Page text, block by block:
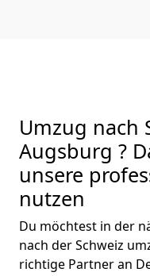
Umzug nach
Augsburg ?
unsere
nutzen
Du möchtest in der
nach der Schweiz
richtige Partner an